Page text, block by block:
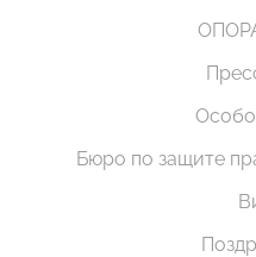
Бюро по защите